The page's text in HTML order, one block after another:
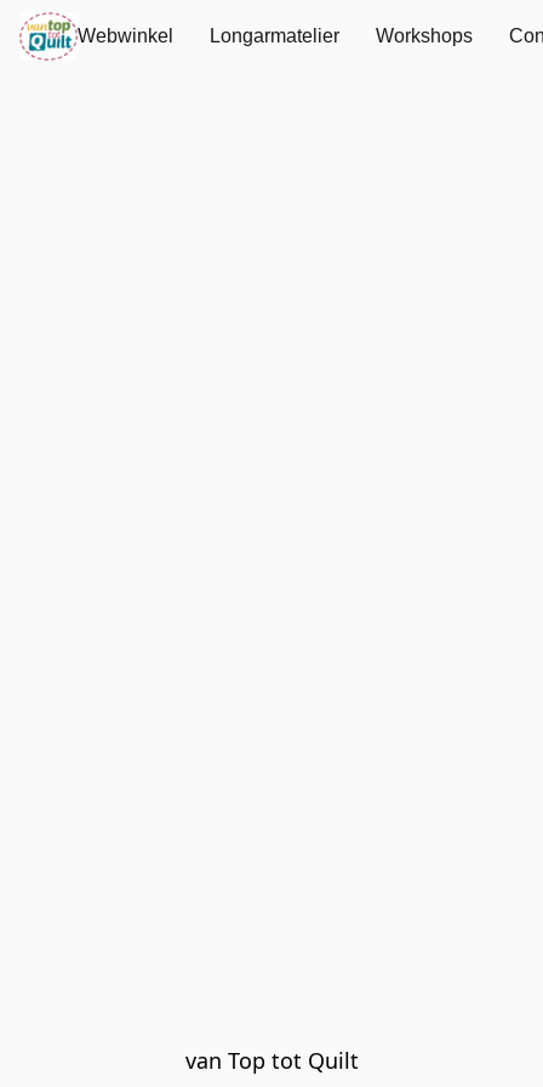
Webwinkel Longarmatelier Workshops
van Top tot Quilt